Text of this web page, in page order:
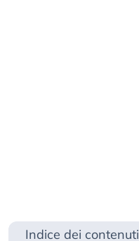
Indice dei contenuti